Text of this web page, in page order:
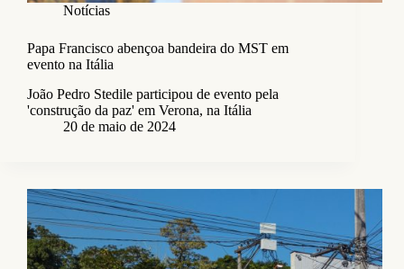
Notícias
Papa Francisco abençoa bandeira do MST em
evento na Itália
João Pedro Stedile participou de evento pela
'construção da paz' em Verona, na Itália
20 de maio de 2024